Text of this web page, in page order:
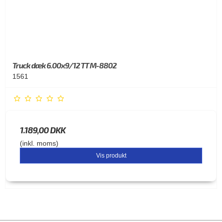
Truck dæk 6.00x9/12 TT M-8802
1561
1.189,00 DKK
(inkl. moms)
Vis produkt